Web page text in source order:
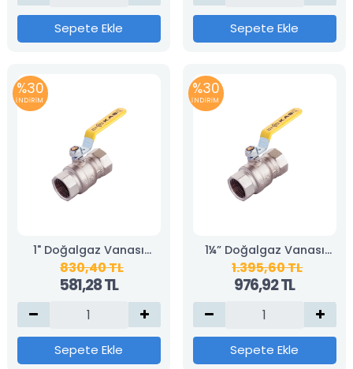
Sepete Ekle Sepete Ekle
%30
İNDİRİM
1" Doğalgaz Vanası
(KAS)
830,40 TL
581,28 TL
Sepete Ekle
%30
İNDİRİM
1¼” Doğalgaz Vanası
(KAS)
1.395,60 TL
976,92 TL
Sepete Ekle